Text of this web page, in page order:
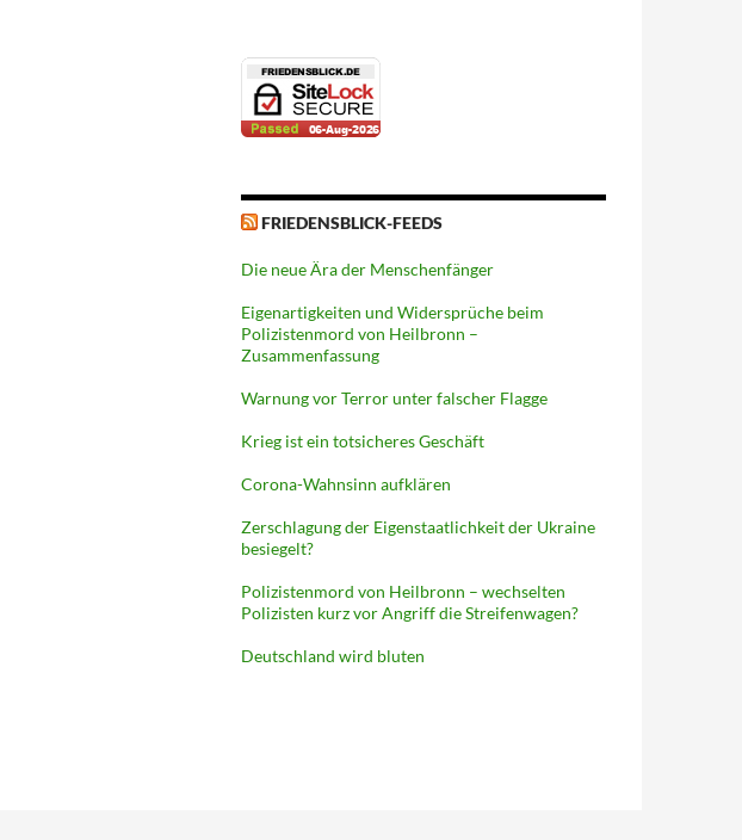
FRIEDENSBLICK-FEEDS
Die neue Ära der Menschenfänger
Eigenartigkeiten und Widersprüche beim
Polizistenmord von Heilbronn –
Zusammenfassung
Warnung vor Terror unter falscher Flagge
Krieg ist ein totsicheres Geschäft
Corona-Wahnsinn aufklären
Zerschlagung der Eigenstaatlichkeit der Ukraine
besiegelt?
Polizistenmord von Heilbronn – wechselten
Polizisten kurz vor Angriff die Streifenwagen?
Deutschland wird bluten